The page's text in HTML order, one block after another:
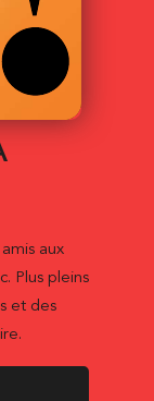
aux
Plus pleins
et des